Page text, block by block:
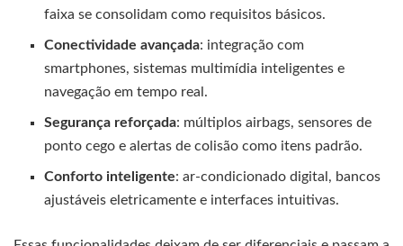
faixa se consolidam como requisitos básicos.
Conectividade avançada: integração com
smartphones, sistemas multimídia inteligentes e
navegação em tempo real.
Segurança reforçada: múltiplos airbags, sensores de
ponto cego e alertas de colisão como itens padrão.
Conforto inteligente: ar-condicionado digital, bancos
ajustáveis eletricamente e interfaces intuitivas.